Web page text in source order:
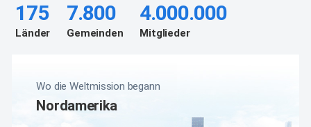
175
Länder
7.800
Gemeinden
4.000.000
Mitglieder
Wo die Weltmission begann
Nordamerika